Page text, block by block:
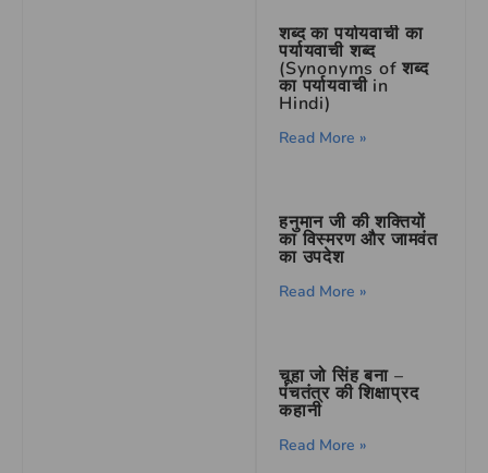
शब्द का पर्यायवाची का
पर्यायवाची शब्द
(Synonyms of शब्द
का पर्यायवाची in
Hindi)
Read More »
हनुमान जी की शक्तियों
का विस्मरण और जामवंत
का उपदेश
Read More »
चूहा जो सिंह बना –
पंचतंत्र की शिक्षाप्रद
कहानी
Read More »